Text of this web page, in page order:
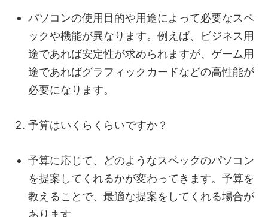
パソコンの使用目的や用途によって必要なスペ
ックや機能が異なります。例えば、ビジネス用
途であれば安定性が求められますが、ゲーム用
途であればグラフィックカードなどの高性能が
必要になります。
予算はいくらくらいですか？
予算に応じて、どのようなスペックのパソコン
を提案してくれるかが変わってきます。予算を
教えることで、最適な提案をしてくれる場合が
あります。